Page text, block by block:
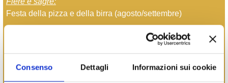
Consenso Dettagli Informazioni sui cookie
Festa della pizza e della birra (agosto/settembre)
Monumento ai Partigiani - Via X Martiri
COMMERCIA